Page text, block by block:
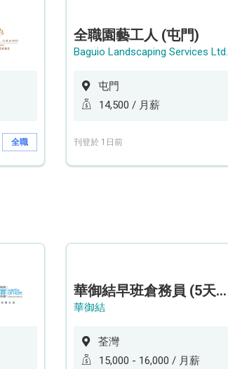
全職
全職園藝工人 (屯門)
Baguio Landscaping Services Ltd.
屯門
14,500 / 月薪
刊登於 1日前
華御結早班倉務員 (5天工作週)
華御結
荃灣
15,000 - 16,000 / 月薪